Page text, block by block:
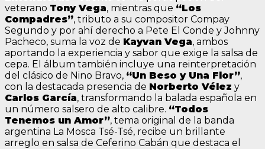
veterano Tony Vega, mientras que “Los
Compadres”, tributo a su compositor Compay
Segundo y por ahí derecho a Pete El Conde y Johnny
Pacheco, suma la voz de Kayvan Vega, ambos
aportando la experiencia y sabor que exige la salsa de
cepa. El álbum también incluye una reinterpretación
del clásico de Nino Bravo, “Un Beso y Una Flor”,
con la destacada presencia de Norberto Vélez y
Carlos García, transformando la balada española en
un número salsero de alto calibre. “Todos
Tenemos un Amor”, tema original de la banda
argentina La Mosca Tsé-Tsé, recibe un brillante
arreglo en salsa de Ceferino Cabán que destaca el